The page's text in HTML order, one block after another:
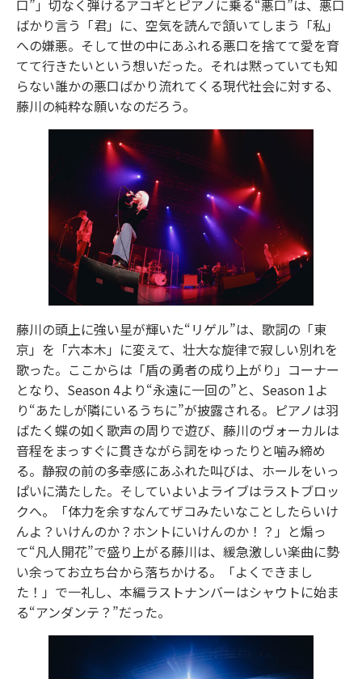
口”」切なく弾けるアコギとピアノに乗る“悪口”は、悪口
ばかり言う「君」に、空気を読んで頷いてしまう「私」
への嫌悪。そして世の中にあふれる悪口を捨てて愛を育
てて行きたいという想いだった。それは黙っていても知
らない誰かの悪口ばかり流れてくる現代社会に対する、
藤川の純粋な願いなのだろう。
藤川の頭上に強い星が輝いた“リゲル”は、歌詞の「東
京」を「六本木」に変えて、壮大な旋律で寂しい別れを
歌った。ここからは「盾の勇者の成り上がり」コーナー
となり、Season 4より“永遠に一回の”と、Season 1よ
り“あたしが隣にいるうちに”が披露される。ピアノは羽
ばたく蝶の如く歌声の周りで遊び、藤川のヴォーカルは
音程をまっすぐに貫きながら詞をゆったりと噛み締め
る。静寂の前の多幸感にあふれた叫びは、ホールをいっ
ぱいに満たした。そしていよいよライブはラストブロッ
クへ。「体力を余すなんてザコみたいなことしたらいけ
んよ？いけんのか？ホントにいけんのか！？」と煽っ
て“凡人開花”で盛り上がる藤川は、緩急激しい楽曲に勢
い余ってお立ち台から落ちかける。「よくできまし
た！」で一礼し、本編ラストナンバーはシャウトに始ま
る“アンダンテ？”だった。